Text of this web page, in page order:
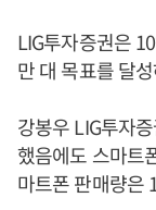
LIG투자증권은
만 대 목표를 달
강봉우 LIG투자
했음에도 스마트
마트폰 판매량은